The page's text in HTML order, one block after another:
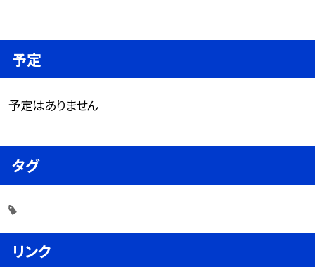
予定
予定はありません
タグ
リンク